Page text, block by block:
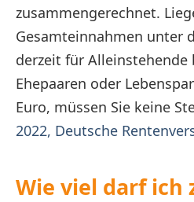
zusammengerechnet.
Gesamteinnahmen unter
derzeit für Alleinstehende
Ehepaaren oder
Euro, müssen Sie keine
2022, Deutsche
Wie viel darf ich